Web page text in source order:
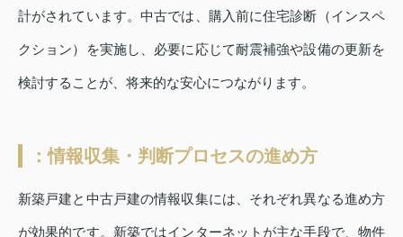
計がされています。中古では、購入前に住宅診断（インスペ
クション）を実施し、必要に応じて耐震補強や設備の更新を
検討することが、将来的な安心につながります。
：情報収集・判断プロセスの進め方
新築戸建と中古戸建の情報収集には、それぞれ異なる進め方
が効果的です。新築ではインターネットが主な手段で、物件